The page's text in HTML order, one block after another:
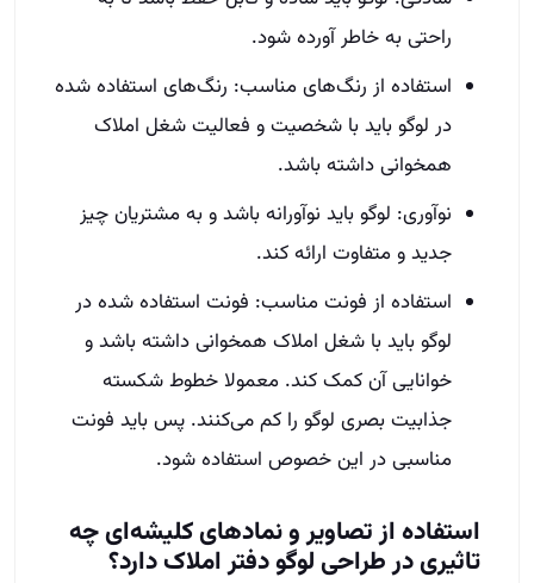
راحتی به خاطر آورده ‌شود.
استفاده از رنگ‌های مناسب: رنگ‌های استفاده شده
در لوگو باید با شخصیت و فعالیت شغل املاک
همخوانی داشته باشد.
نوآوری: لوگو باید نوآورانه باشد و به مشتریان چیز
جدید و متفاوت ارائه کند.
استفاده از فونت مناسب: فونت استفاده شده در
لوگو باید با شغل املاک همخوانی داشته باشد و
خوانایی آن کمک کند. معمولا خطوط شکسته
جذابیت بصری لوگو را کم می‌کنند. پس باید فونت
مناسبی در این خصوص استفاده شود.
استفاده از تصاویر و نمادهای کلیشه‌ای چه
تاثیری در طراحی لوگو دفتر املاک دارد؟